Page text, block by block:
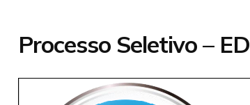
Processo Seletivo –